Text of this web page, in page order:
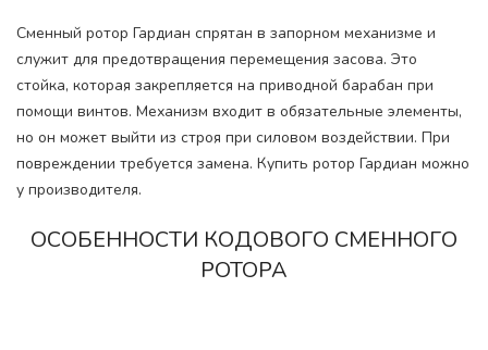
Сменный ротор Гардиан спрятан в запорном механизме и
служит для предотвращения перемещения засова. Это
стойка, которая закрепляется на приводной барабан при
помощи винтов. Механизм входит в обязательные элементы,
но он может выйти из строя при силовом воздействии. При
повреждении требуется замена. Купить ротор Гардиан можно
у производителя.
ОСОБЕННОСТИ КОДОВОГО СМЕННОГО
РОТОРА